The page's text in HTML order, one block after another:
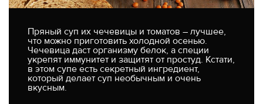
Пряный суп их чечевицы и томатов – лучшее,
что можно приготовить холодной осенью.
Чечевица даст организму белок, а специи
укрепят иммунитет и защитят от простуд. Кстати,
в этом супе есть секретный ингредиент,
который делает суп необычным и очень
вкусным.